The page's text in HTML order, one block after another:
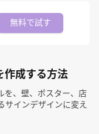
無料で試す
作成する方法
を、壁、ポスター、店
サインデザインに変え